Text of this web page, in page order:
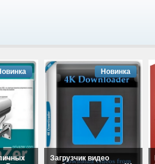
Загрузчик видео
Новинка